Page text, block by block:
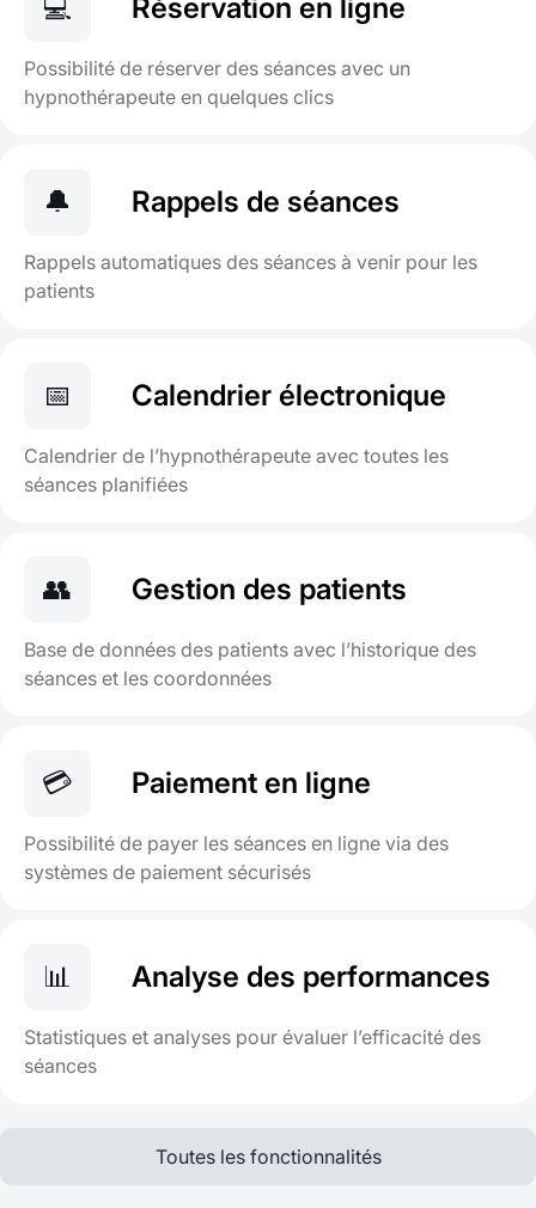
💻 Réservation en ligne
Possibilité de réserver des séances avec un
hypnothérapeute en quelques clics
🔔 Rappels de séances
Rappels automatiques des séances à venir pour les
patients
📅 Calendrier électronique
Calendrier de l’hypnothérapeute avec toutes les
séances planifiées
👥 Gestion des patients
Base de données des patients avec l’historique des
séances et les coordonnées
💳 Paiement en ligne
Possibilité de payer les séances en ligne via des
systèmes de paiement sécurisés
📊 Analyse des performances
Statistiques et analyses pour évaluer l’efficacité des
séances
Toutes les fonctionnalités